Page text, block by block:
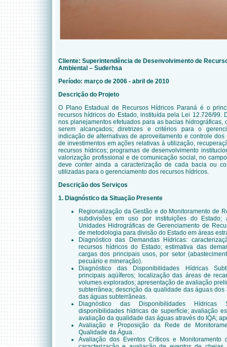
Cliente: Superintendência de Desenvolvimento de
Ambiental – Suderhsa
Período: março de 2006 - abril de 2010
Descrição do Projeto
O Plano Estadual de Recursos Hídricos Paraná é o
recursos hídricos do Estado, instituída pela Lei 12.726/99.
nos planejamentos efetuados para as bacias hidrográficas,
serem alcançados; diretrizes e critérios para o
indicação de alternativas de aproveitamento e controle
de investimentos em ações relativas à utilização,
recursos hídricos; programas de desenvolvimento
valorização profissional e de comunicação social, no
deve conter ainda a caracterização de cada bacia ou
utilizadas para o gerenciamento dos recursos hídricos.
Descrição dos Serviços
1. Diagnóstico da Situação Presente
Regionalização da Gestão e do Monitoramento de
subdivisões em uso por instituições do Estado;
Unidades Hidrográficas de Gerenciamento de
de metodologia para divisão do Estado em áreas
Diagnóstico das Demandas Hídricas:
recursos hídricos do Estado; estimativa das
cargas dos principais usos, por setor
pecuário e mineração).
Diagnóstico das Disponibilidades Hídricas
principais aqüíferos; localização das áreas de
volumes explorados; apresentação de avaliação
subterrânea; descrição da qualidade das águas
das águas subterrâneas.
Diagnóstico das Disponibilidades Hídricas
disponibilidades hídricas de superfície; avaliação
avaliação da qualidade das águas através do IQA;
Avaliação e Proposição da Rede de
Qualidade da Água.
Avaliação dos Eventos Críticos e Monitoramento